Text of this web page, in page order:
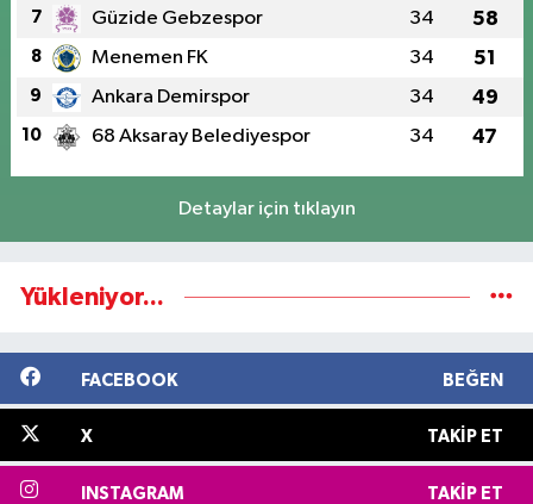
7 Güzide Gebzespor 34 58
8 Menemen FK 34 51
9 Ankara Demirspor 34 49
10 68 Aksaray Belediyespor 34 47
Detaylar için tıklayın
Yükleniyor...
FACEBOOK BEĞEN
X TAKIP ET
INSTAGRAM TAKIP ET